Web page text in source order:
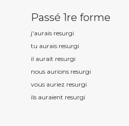
Passé 1re forme
j'aurais resurgi
tu aurais resurgi
il aurait resurgi
nous aurions resurgi
vous auriez resurgi
ils auraient resurgi